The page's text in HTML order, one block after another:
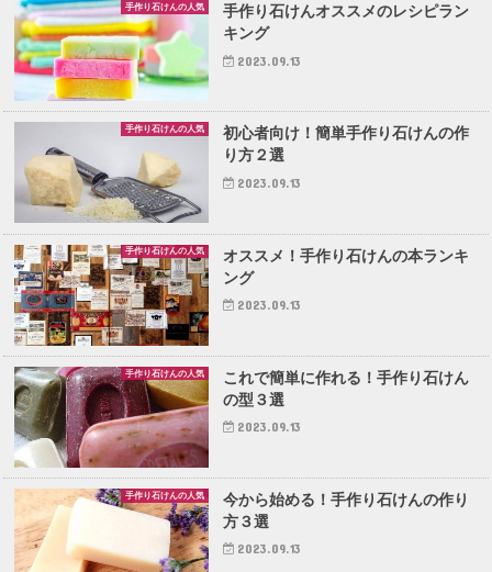
手作り石けんの人気
手作り石けんオススメのレシピラン
キング
2023.09.13
手作り石けんの人気
初心者向け！簡単手作り石けんの作
り方２選
2023.09.13
手作り石けんの人気
オススメ！手作り石けんの本ランキ
ング
2023.09.13
手作り石けんの人気
これで簡単に作れる！手作り石けん
の型３選
2023.09.13
手作り石けんの人気
今から始める！手作り石けんの作り
方３選
2023.09.13